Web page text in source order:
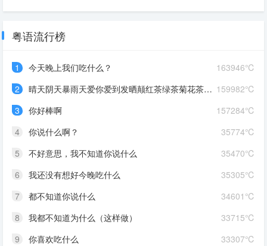
粤语流行榜
163946℃
1
今天晚上我们吃什么？
159982℃
2
晴天阴天暴雨天爱你爱到发晒颠红茶绿茶菊花茶爱你爱到蒙查查
157284℃
3
你好棒啊
35774℃
4
你说什么啊？
35470℃
5
不好意思，我不知道你说什么
35305℃
6
我还没有想好今晚吃什么
34601℃
7
都不知道你说什么
33715℃
8
我都不知道为什么（这样做）
33307℃
9
你喜欢吃什么